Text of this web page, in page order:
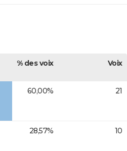
% des voix Voix
60,00% 21
28,57% 10